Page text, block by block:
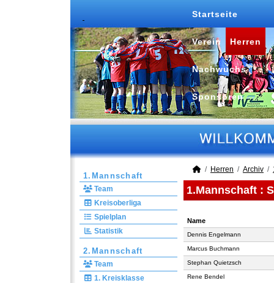
Startseite
Verein Herren
Nachwuchs
Sponsoren
1.Mannschaft
Team
Kreisoberliga
Spielplan
Statistik
2.Mannschaft
Team
1. Kreisklasse
Herren Archiv
1.Mannschaft :
Name
Name
Dennis Engelmann
Marcus Buchmann
Stephan Quietzsch
Rene Bendel